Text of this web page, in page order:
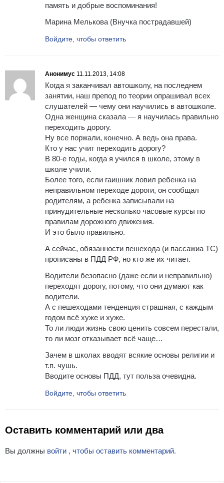
память и добрые воспоминания!
Марина Мелькова (Внучка пострадавшей)
Войдите, чтобы ответить
Анонимус 11.11.2013, 14:08
Когда я заканчивал автошколу, на последнем
занятии, наш препод по теории опрашивал всех
слушателей — чему они научились в автошколе.
Одна женщина сказала — я научилась правильно
переходить дорогу.
Ну все поржали, конечно. А ведь она права.
Кто у нас учит переходить дорогу?
В 80-е годы, когда я учился в школе, этому в
школе учили.
Более того, если гаишник ловил ребенка на
неправильном переходе дороги, он сообщал
родителям, а ребенка записывали на
принудительные несколько часовые курсы по
правилам дорожного движения.
И это было правильно.
А сейчас, обязанности пешехода (и пассажиа ТС)
прописаны в ПДД РФ, но кто же их читает.
Водители безопасно (даже если и неправильно)
переходят дорогу, потому, что они думают как
водители.
А с пешеходами тенденция страшная, с каждым
годом всё хуже и хуже.
То ли люди жизнь свою ценить совсем перестали,
то ли мозг отказывает всё чаще…
Зачем в школах вводят всякие основы религии и
т.п. чушь.
Вводите основы ПДД, тут польза очевидна.
Войдите, чтобы ответить
Оставить комментарий или два
Вы должны войти , чтобы оставить комментарий.